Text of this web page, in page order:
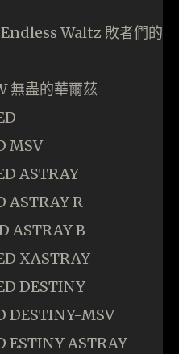
Waltz 敗者們的
無盡的華爾茲
MSV
ASTRAY
ASTRAY R
ASTRAY B
XASTRAY
DESTINY
DESTINY-MSV
ESTINY ASTRAY